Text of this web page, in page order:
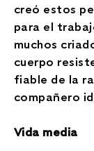
creó estos
para el
muchos
cuerpo
fiable de la
compañero
Vida media